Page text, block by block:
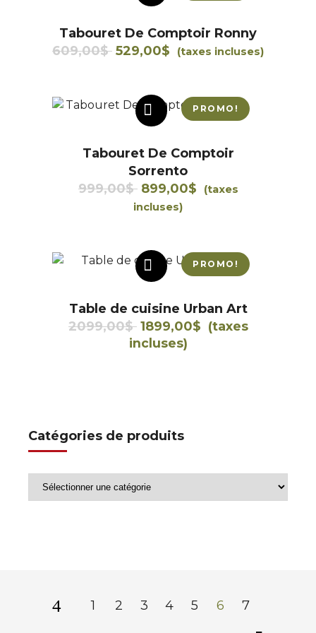
Tabouret De Comptoir Ronny
609,00$ Le
était :
609,00$.
529,00$ Le
est :
529,00$.
(taxes incluses)
PROMO!
AJOUTER AU PANIER
Tabouret De Comptoir
Sorrento
999,00$ Le
prix
999,00$.
899,00$ Le
899,00$.
(taxes
incluses)
PROMO!
AJOUTER AU PANIER
Table de cuisine Urban Art
2099,00$ Le
prix
1899,00$ Le
(taxes
incluses)
Catégories de produits
1 2 3 4 5 6 7